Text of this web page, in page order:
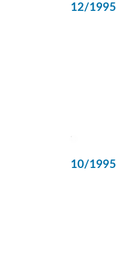
12/1995
10/1995